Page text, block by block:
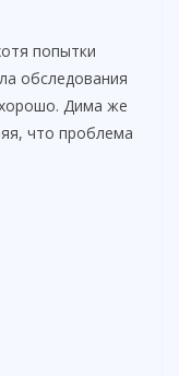
попытки
обследования
Дима же
что проблема